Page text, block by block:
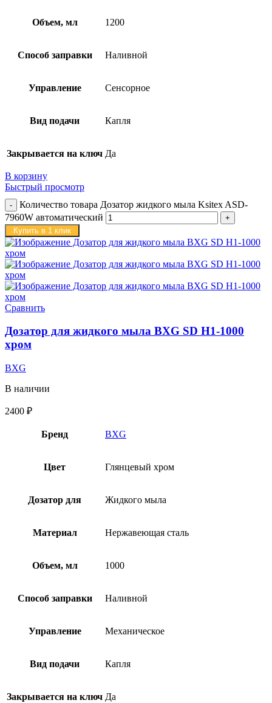
Объем, мл 1200
Способ заправки Наливной
Управление Сенсорное
Вид подачи Капля
Закрывается на ключ Да
В корзину
Быстрый просмотр
Количество товара Дозатор жидкого мыла Ksitex ASD-
7960W автоматический
Купить в 1 клик
Сравнить
Дозатор для жидкого мыла BXG SD H1-1000
хром
BXG
В наличии
2400 ₽
Бренд BXG
Цвет Глянцевый хром
Дозатор для Жидкого мыла
Материал Нержавеющая сталь
Объем, мл 1000
Способ заправки Наливной
Управление Механическое
Вид подачи Капля
Закрывается на ключ Да